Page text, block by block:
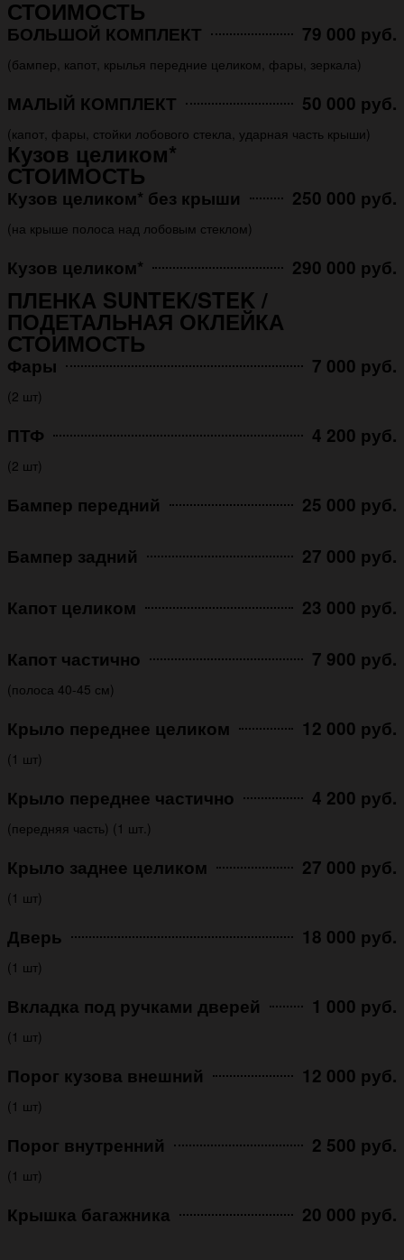
СТОИМОСТЬ
БОЛЬШОЙ КОМПЛЕКТ 79 000 руб.
(бампер, капот, крылья передние целиком, фары, зеркала)
МАЛЫЙ КОМПЛЕКТ 50 000 руб.
(капот, фары, стойки лобового стекла, ударная часть крыши)
Кузов целиком*
СТОИМОСТЬ
Кузов целиком* без крыши 250 000 руб.
(на крыше полоса над лобовым стеклом)
Кузов целиком* 290 000 руб.
ПЛЕНКА SUNTEK/STEK /
ПОДЕТАЛЬНАЯ ОКЛЕЙКА
СТОИМОСТЬ
Фары 7 000 руб.
(2 шт)
ПТФ 4 200 руб.
(2 шт)
Бампер передний 25 000 руб.
Бампер задний 27 000 руб.
Капот целиком 23 000 руб.
Капот частично 7 900 руб.
(полоса 40-45 см)
Крыло переднее целиком 12 000 руб.
(1 шт)
Крыло переднее частично 4 200 руб.
(передняя часть) (1 шт.)
Крыло заднее целиком 27 000 руб.
(1 шт)
Дверь 18 000 руб.
(1 шт)
Вкладка под ручками дверей 1 000 руб.
(1 шт)
Порог кузова внешний 12 000 руб.
(1 шт)
Порог внутренний 2 500 руб.
(1 шт)
Крышка багажника 20 000 руб.